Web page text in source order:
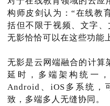
构师皮剑认为：“在线教
括但不限于视频、文字
无影恰恰可以在这些功能
无影是云网端融合的计算
延时，多端架构统一，
Android、iOS多系统，
致，多端多人无缝协同。